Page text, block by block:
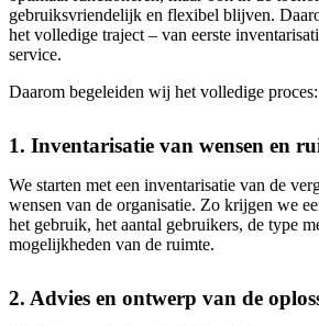
gebruiksvriendelijk en flexibel blijven.
het volledige traject – van eerste
service.
Daarom begeleiden wij het volledige proces:
1. Inventarisatie van wensen en
We starten met een inventarisatie van de
wensen van de organisatie. Zo krijgen we
het gebruik, het aantal gebruikers, de type
mogelijkheden van de ruimte.
2. Advies en ontwerp van de